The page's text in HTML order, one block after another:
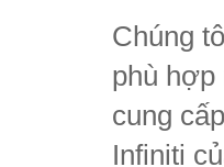
Chúng
phù hợp
cung
Infiniti